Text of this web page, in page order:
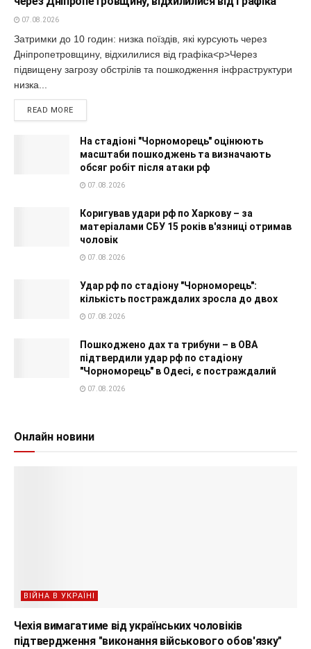
07.08.2026
Затримки до 10 годин: низка поїздів, які курсують через
Дніпропетровщину, відхилилися від графіка<p>Через
підвищену загрозу обстрілів та пошкодження інфраструктури
низка...
READ MORE
На стадіоні "Чорноморець" оцінюють
масштаби пошкоджень та визначають
обсяг робіт після атаки рф
07.08.2026
Коригував удари рф по Харкову – за
матеріалами СБУ 15 років в'язниці отримав
чоловік
07.08.2026
Удар рф по стадіону "Чорноморець":
кількість постраждалих зросла до двох
07.08.2026
Пошкоджено дах та трибуни – в ОВА
підтвердили удар рф по стадіону
"Чорноморець" в Одесі, є постраждалий
07.08.2026
Онлайн новини
ВІЙНА В УКРАЇНІ
Чехія вимагатиме від українських чоловіків
підтвердження "виконання військового обов'язку"